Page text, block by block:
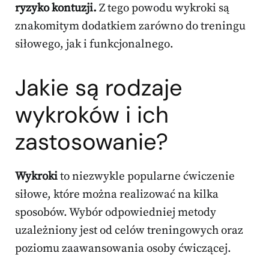
ryzyko kontuzji. Z tego powodu wykroki są
znakomitym dodatkiem zarówno do treningu
siłowego, jak i funkcjonalnego.
Jakie są rodzaje
wykroków i ich
zastosowanie?
Wykrokito niezwykle popularne ćwiczenie
siłowe, które można realizować na kilka
sposobów. Wybór odpowiedniej metody
uzależniony jest od celów treningowych oraz
poziomu zaawansowania osoby ćwiczącej.